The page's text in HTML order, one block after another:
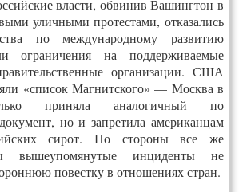
власти, обвинив Вашингтон в
уличными протестами, отказались
по международному развитию
ограничения на поддерживаемые
организации. США
«список Магнитского» — Москва в
приняла аналогичный по
но и запретила американцам
сирот. Но стороны все же
вышеупомянутые инциденты не
повестку в отношениях стран.